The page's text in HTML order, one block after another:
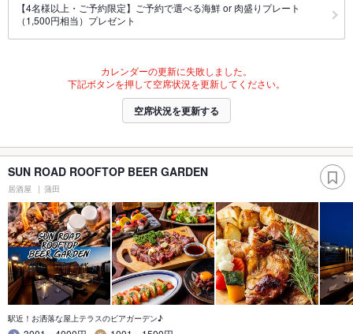
【4名様以上・ご予約限定】ご予約で選べる海鮮 or 肉盛りプレート
（1,500円相当）プレゼント
カレンダーの更新に失敗しました。
下記ボタンを押して空席状況を更新してください。
空席状況を更新する
SUN ROAD ROOFTOP BEER GARDEN
居酒屋 蒲田
駅近！お洒落な屋上テラスのビアガーデン♪